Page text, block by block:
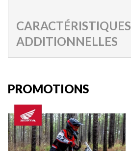
CARACTÉRISTIQUES
ADDITIONNELLES
PROMOTIONS